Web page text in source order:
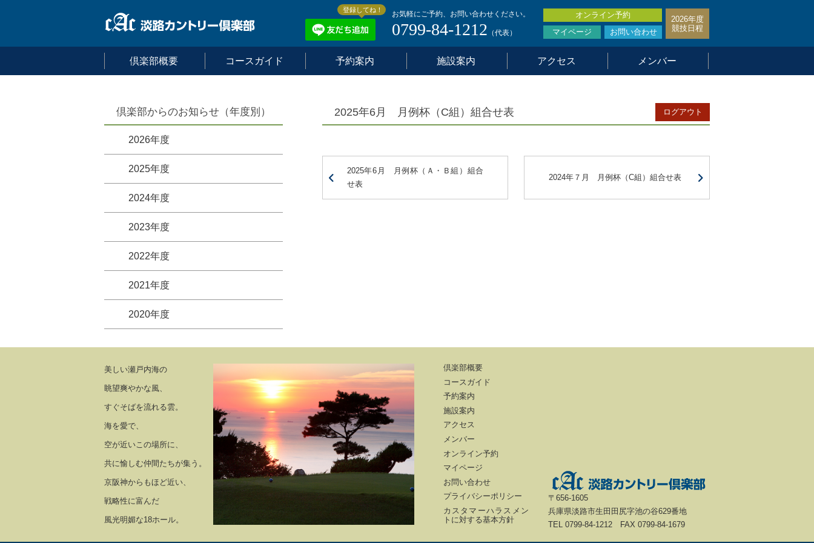
2026年度
競技日程
オンライン予約
マイページ
お問い合わせ
お気軽にご予約、お問い合わせください。
0799-84-1212 （代表）
倶楽部概要 コースガイド 予約案内 施設案内 アクセス メンバー
登録してね！
ログアウト
2025年6月 月例杯（C組）組合せ表
2025年6月 月例杯（Ａ・Ｂ組）組合
せ表
2024年７月 月例杯（C組）組合せ表
倶楽部からのお知らせ（年度別）
2026年度
2025年度
2024年度
2023年度
2022年度
2021年度
2020年度
美しい瀬戸内海の
眺望爽やかな風、
すぐそばを流れる雲。
海を愛で、
空が近いこの場所に、
共に愉しむ仲間たちが集う。
京阪神からもほど近い、
戦略性に富んだ
風光明媚な18ホール。
倶楽部概要
コースガイド
予約案内
施設案内
アクセス
メンバー
オンライン予約
マイページ
お問い合わせ
プライバシーポリシー
カスタマーハラスメン
トに対する基本方針
〒656-1605
兵庫県淡路市生田田尻字池の谷629番地
TEL 0799-84-1212 FAX 0799-84-1679